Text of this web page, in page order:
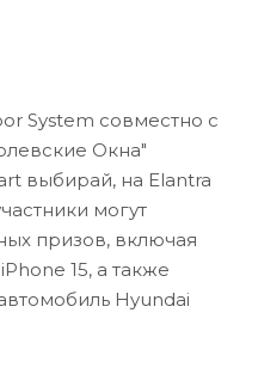
System совместно с
Окна"
выбирай, на Elantra
могут
призов, включая
15, а также
Hyundai